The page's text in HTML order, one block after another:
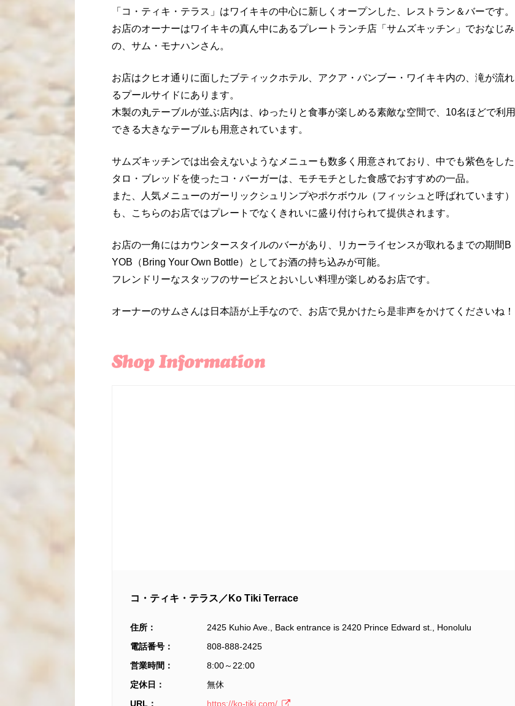
「コ・ティキ・テラス」はワイキキの中心に新しくオープンした、レストラン＆バーです。
お店のオーナーはワイキキの真ん中にあるプレートランチ店「サムズキッチン」でおなじみ
の、サム・モナハンさん。
お店はクヒオ通りに面したブティックホテル、アクア・バンブー・ワイキキ内の、滝が流れ
るプールサイドにあります。
木製の丸テーブルが並ぶ店内は、ゆったりと食事が楽しめる素敵な空間で、10名ほどで利用
できる大きなテーブルも用意されています。
サムズキッチンでは出会えないようなメニューも数多く用意されており、中でも紫色をした
タロ・ブレッドを使ったコ・バーガーは、モチモチとした食感でおすすめの一品。
また、人気メニューのガーリックシュリンプやポケボウル（フィッシュと呼ばれています）
も、こちらのお店ではプレートでなくきれいに盛り付けられて提供されます。
お店の一角にはカウンタースタイルのバーがあり、リカーライセンスが取れるまでの期間B
YOB（Bring Your Own Bottle）としてお酒の持ち込みが可能。
フレンドリーなスタッフのサービスとおいしい料理が楽しめるお店です。
オーナーのサムさんは日本語が上手なので、お店で見かけたら是非声をかけてくださいね！
コ・ティキ・テラス／Ko Tiki Terrace
住所：
2425 Kuhio Ave., Back entrance is 2420 Prince Edward st., Honolulu
電話番号：
808-888-2425
営業時間：
8:00～22:00
定休日：
無休
URL：
https://ko-tiki.com/